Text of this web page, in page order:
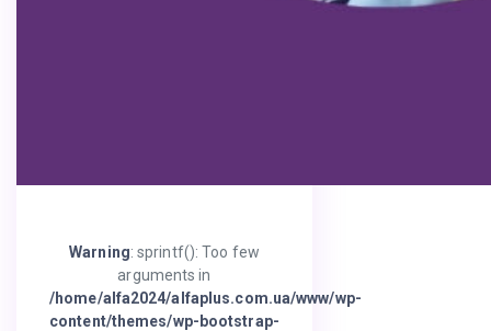
Warning: sprintf(): Too few
arguments in
/home/alfa2024/alfaplus.com.ua/www/wp-
content/themes/wp-bootstrap-